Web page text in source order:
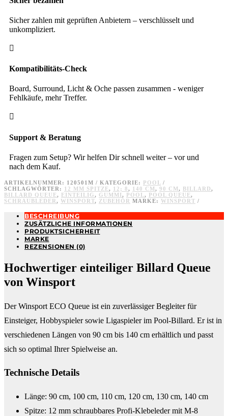
Sicher zahlen mit geprüften Anbietern – verschlüsselt und
unkompliziert.

Kompatibilitäts-Check
Board, Surround, Licht & Oche passen zusammen - weniger
Fehlkäufe, mehr Treffer.

Support & Beratung
Fragen zum Setup? Wir helfen Dir schnell weiter – vor und
nach dem Kauf.
ARTIKELNUMMER: 120501M KATEGORIE: POOL
SCHLAGWÖRTER: 12 MM SPITZE, 12; 8, 140 CM, 90 CM, BILLARD,
BILLARD QUEUE, EINTEILIG, GUMMI, POOL, POOL QUEUE,
SCHRAUBLEDER, WINSPORT, ZUBEHÖR MARKE: WINSPORT
BESCHREIBUNG
ZUSÄTZLICHE INFORMATIONEN
PRODUKTSICHERHEIT
MARKE
REZENSIONEN (0)
Hochwertiger einteiliger Billard Queue
von Winsport
Der Winsport ECO Queue ist ein zuverlässiger Begleiter für
Einsteiger, Hobbyspieler sowie Ligaspieler im Pool-Billard. Er ist in
verschiedenen Längen von 90 cm bis 140 cm erhältlich und passt
sich so optimal Ihrer Spielweise an.
Technische Details
Länge: 90 cm, 100 cm, 110 cm, 120 cm, 130 cm, 140 cm
Spitze: 12 mm schraubbares Profi-Klebeleder mit M-8